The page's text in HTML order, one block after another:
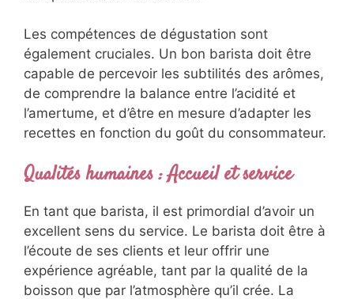
Les compétences de dégustation sont
également cruciales. Un bon barista doit être
capable de percevoir les subtilités des arômes,
de comprendre la balance entre l’acidité et
l’amertume, et d’être en mesure d’adapter les
recettes en fonction du goût du consommateur.
Qualités humaines : Accueil et service
En tant que barista, il est primordial d’avoir un
excellent sens du service. Le barista doit être à
l’écoute de ses clients et leur offrir une
expérience agréable, tant par la qualité de la
boisson que par l’atmosphère qu’il crée. La